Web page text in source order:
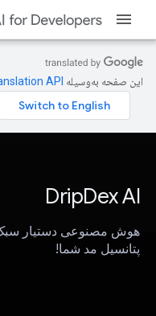
این صفحه به‌وسیله
DripDex AI
هوش مصنوعی دستیار
پتانسیل مد شما!